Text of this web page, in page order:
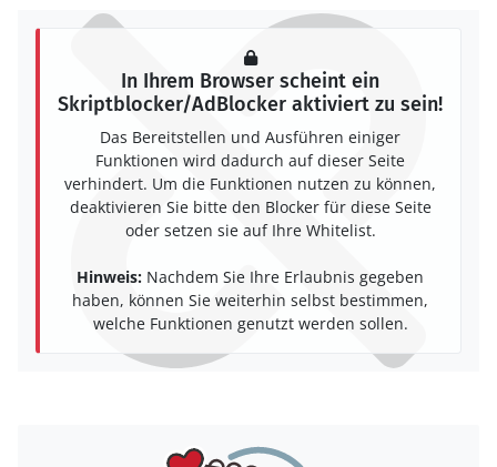
In Ihrem Browser scheint ein
Skriptblocker/AdBlocker aktiviert zu sein!
Das Bereitstellen und Ausführen einiger
Funktionen wird dadurch auf dieser Seite
verhindert. Um die Funktionen nutzen zu können,
deaktivieren Sie bitte den Blocker für diese Seite
oder setzen sie auf Ihre Whitelist.
Hinweis: Nachdem Sie Ihre Erlaubnis gegeben
haben, können Sie weiterhin selbst bestimmen,
welche Funktionen genutzt werden sollen.